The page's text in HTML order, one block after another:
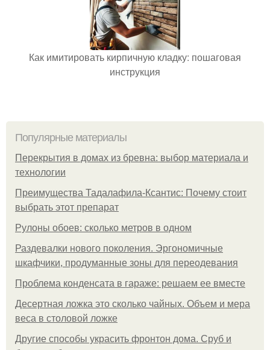
Как имитировать кирпичную кладку: пошаговая
инструкция
Популярные материалы
Перекрытия в домах из бревна: выбор материала и
технологии
Преимущества Тадалафила-Ксантис: Почему стоит
выбрать этот препарат
Рулоны обоев: сколько метров в одном
Раздевалки нового поколения. Эргономичные
шкафчики, продуманные зоны для переодевания
Проблема конденсата в гараже: решаем ее вместе
Десертная ложка это сколько чайных. Объем и мера
веса в столовой ложке
Другие способы украсить фронтон дома. Сруб и